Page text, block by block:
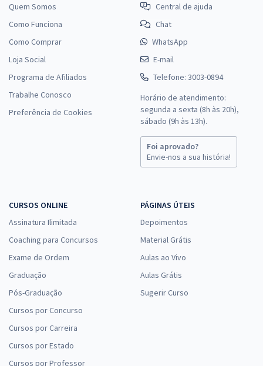
Quem Somos
Como Funciona
Como Comprar
Loja Social
Programa de Afiliados
Trabalhe Conosco
Preferência de Cookies
Central de ajuda
Chat
WhatsApp
E-mail
Telefone: 3003-0894
Horário de atendimento:
segunda a sexta (8h às 20h),
sábado (9h às 13h).
Foi aprovado?
Envie-nos a sua história!
CURSOS ONLINE
Assinatura Ilimitada
Coaching para Concursos
Exame de Ordem
Graduação
Pós-Graduação
Cursos por Concurso
Cursos por Carreira
Cursos por Estado
Cursos por Professor
PÁGINAS ÚTEIS
Depoimentos
Material Grátis
Aulas ao Vivo
Aulas Grátis
Sugerir Curso